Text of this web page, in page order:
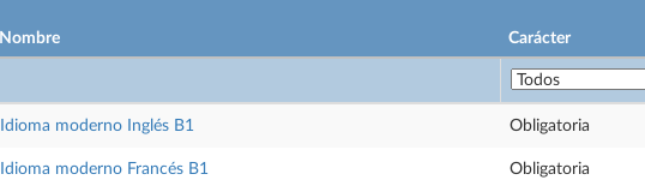
Nombre Carácter
Idioma moderno Inglés B1 Obligatoria
Idioma moderno Francés B1 Obligatoria